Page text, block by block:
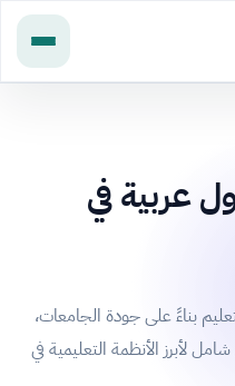
أفضل 10 دول عربية في
بناءً على جودة الجامعات،
شامل لأبرز الأنظمة التعليمية في